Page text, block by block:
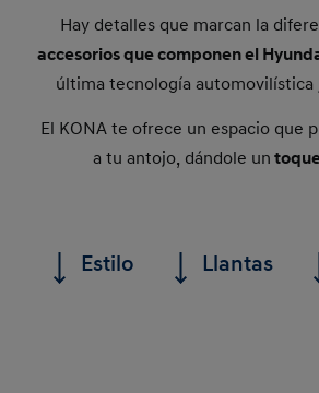
Hay detalles que marcan la
accesorios que componen el
última tecnología automovilística
El KONA te ofrece un espacio que
a tu antojo, dándole un
Estilo Llantas